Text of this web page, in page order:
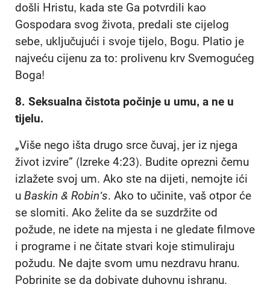
došli Hristu, kada ste Ga potvrdili kao
Gospodara svog života, predali ste cijelog
sebe, uključujući i svoje tijelo, Bogu. Platio je
najveću cijenu za to: prolivenu krv Svemogućeg
Boga!
8. Seksualna čistota počinje u umu, a ne u
tijelu.
„Više nego išta drugo srce čuvaj, jer iz njega
život izvire” (Izreke 4:23). Budite oprezni čemu
izlažete svoj um. Ako ste na dijeti, nemojte ići
u Baskin & Robin's. Ako to učinite, vaš otpor će
se slomiti. Ako želite da se suzdržite od
požude, ne idete na mjesta i ne gledate filmove
i programe i ne čitate stvari koje stimuliraju
požudu. Ne dajte svom umu nezdravu hranu.
Pobrinite se da dobivate duhovnu ishranu.